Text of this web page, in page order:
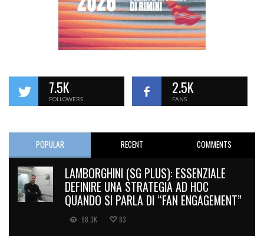
7.5K
FOLLOWERS
2.5K
FANS
POPULAR RECENT COMMENTS
LAMBORGHINI (SG PLUS): ESSENZIALE
DEFINIRE UNA STRATEGIA AD HOC
QUANDO SI PARLA DI “FAN ENGAGEMENT”
98.3K 83